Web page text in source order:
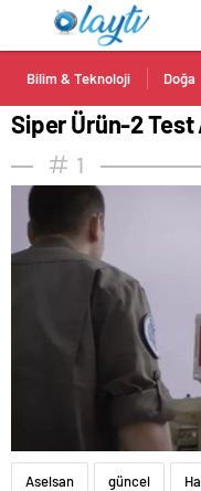
Bilim & Teknoloji Doğa
Siper Ürün-2 Test
1
Aselsan güncel